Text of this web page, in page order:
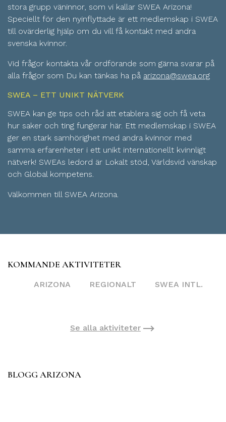
stora grupp väninnor, som vi kallar SWEA Arizona!
Speciellt för den nyinflyttade är ett medlemskap i SWEA
till ovärderlig hjälp om du vill få kontakt med andra
svenska kvinnor.
Vid frågor kontakta vår ordförande som gärna svarar på
alla frågor som Du kan tänkas ha på arizona@swea.org
SWEA – ETT UNIKT NÄTVERK
SWEA kan ge tips och råd att etablera sig och få veta
hur saker och ting fungerar här. Ett medlemskap i SWEA
ger en stark samhörighet med andra kvinnor med
samma erfarenheter i ett unikt internationellt kvinnligt
nätverk! SWEAs ledord är Lokalt stöd, Världsvid vänskap
och Global kompetens.
Välkommen till SWEA Arizona.
KOMMANDE AKTIVITETER
ARIZONA REGIONALT SWEA INTL.
Se alla aktiviteter
BLOGG ARIZONA